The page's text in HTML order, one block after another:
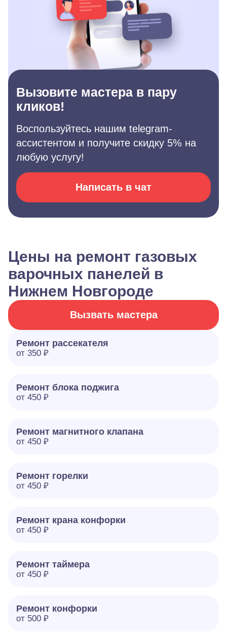
Вызовите мастера в пару
кликов!
Воспользуйтесь нашим telegram-
ассистентом и получите скидку 5% на
любую услугу!
Написать в чат
Цены на ремонт газовых
варочных панелей в
Нижнем Новгороде
Вызвать мастера
Ремонт рассекателя
от 350 ₽
Ремонт блока поджига
от 450 ₽
Ремонт магнитного клапана
от 450 ₽
Ремонт горелки
от 450 ₽
Ремонт крана конфорки
от 450 ₽
Ремонт таймера
от 450 ₽
Ремонт конфорки
от 500 ₽